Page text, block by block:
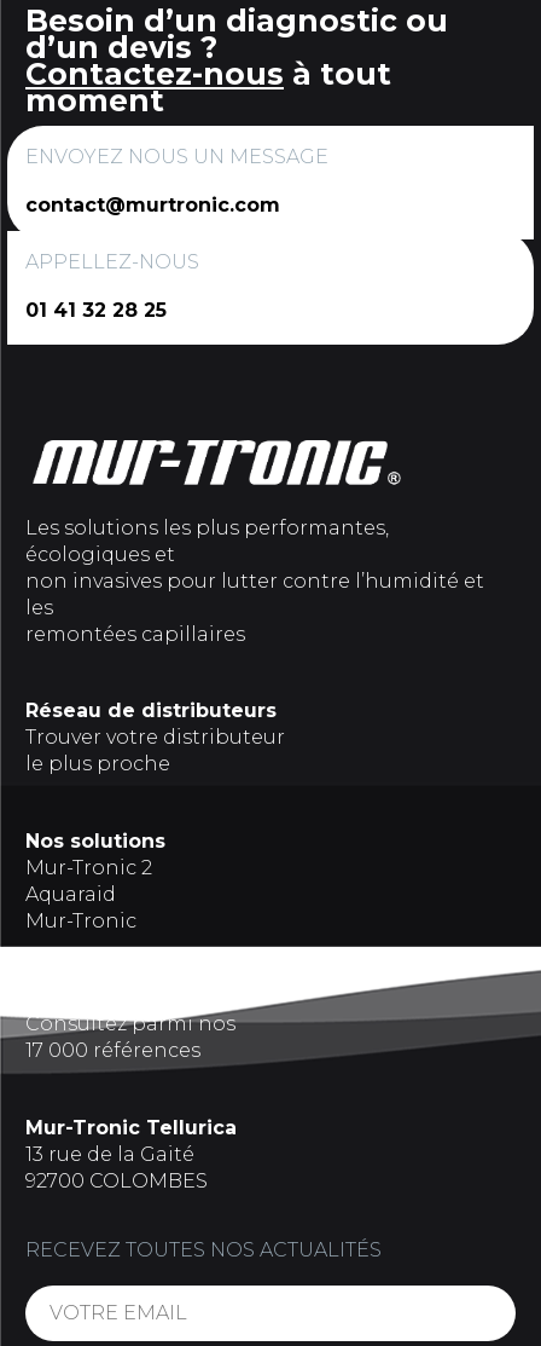
Besoin d’un diagnostic ou
d’un devis ?
Contactez-nous à tout
moment
ENVOYEZ NOUS UN MESSAGE
contact@murtronic.com
APPELLEZ-NOUS
01 41 32 28 25
Les solutions les plus performantes,
écologiques et
non invasives pour lutter contre l’humidité et
les
remontées capillaires
Réseau de distributeurs
Trouver votre distributeur
le plus proche
Nos solutions
Mur-Tronic 2
Aquaraid
Mur-Tronic
Consultez parmi nos
17 000 références
Mur-Tronic Tellurica
13 rue de la Gaité
92700 COLOMBES
RECEVEZ TOUTES NOS ACTUALITÉS